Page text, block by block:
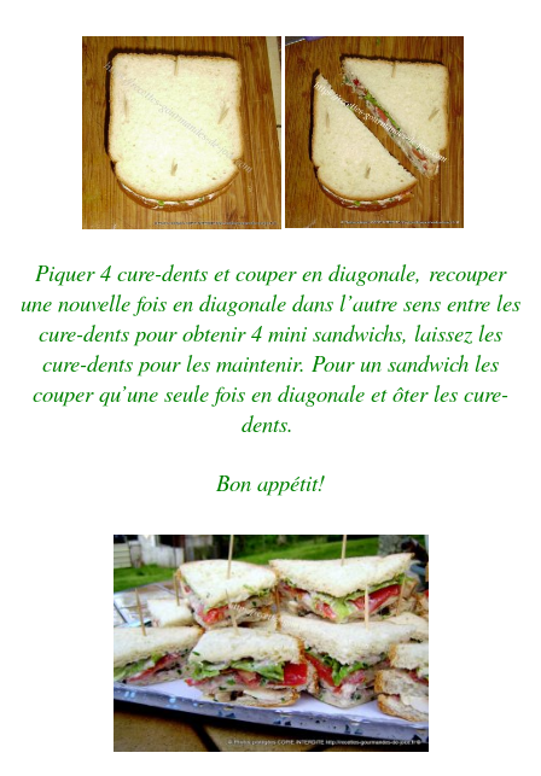
Piquer 4 cure-dents et couper en diagonale, recouper
une nouvelle fois en diagonale dans l’autre sens entre les
cure-dents pour obtenir 4 mini sandwichs, laissez les
cure-dents pour les maintenir. Pour un sandwich les
couper qu’une seule fois en diagonale et ôter les cure-
dents.
Bon appétit!